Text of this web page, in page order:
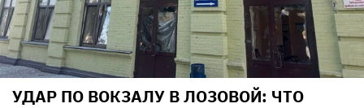
УДАР ПО ВОКЗАЛУ В ЛОЗОВОЙ: ЧТО